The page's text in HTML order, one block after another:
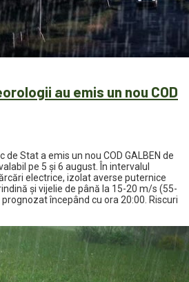
au emis un nou COD
Stat a emis un nou COD GALBEN de
pe 5 și 6 august. În intervalul
electrice, izolat averse puternice
și vijelie de până la 15-20 m/s (55-
începând cu ora 20:00. Riscuri